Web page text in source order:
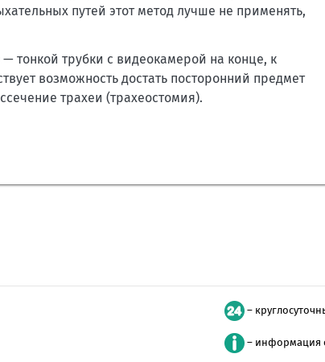
путей этот метод лучше не применять,
тонкой трубки с видеокамерой на конце, к
возможность достать посторонний предмет
трахеи (трахеостомия).
–
– информация